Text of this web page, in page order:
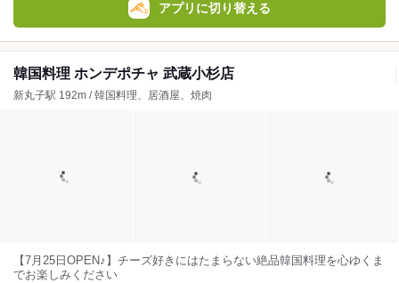
アプリに切り替える
韓国料理 ホンデポチャ 武蔵小杉店
新丸子駅 192m / 韓国料理、居酒屋、焼肉
【7月25日OPEN♪】チーズ好きにはたまらない絶品韓国料理を心ゆくま
でお楽しみください